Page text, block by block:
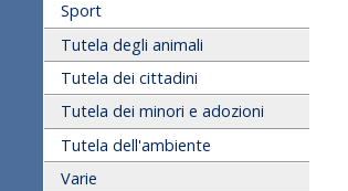
Sport
Tutela degli animali
Tutela dei cittadini
Tutela dei minori e adozioni
Tutela dell'ambiente
Varie